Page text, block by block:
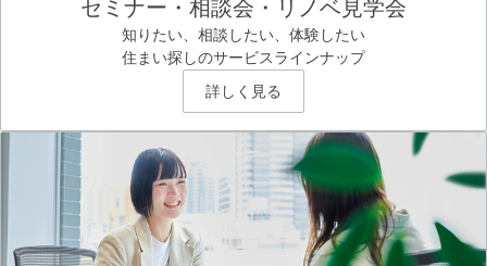
セミナー・相談会・リノベ見学会
知りたい、相談したい、体験したい
住まい探しのサービスラインナップ
詳しく見る